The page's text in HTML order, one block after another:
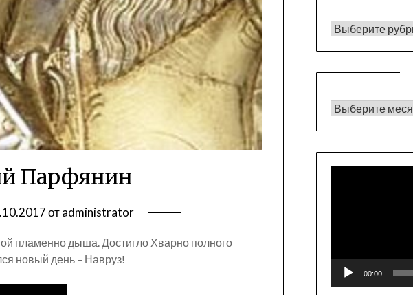
Парфянин
отadministrator
пламенно дыша. Достигло Хварно полного
новый день – Навруз!
РУБРИКИ
Архивы
00:00